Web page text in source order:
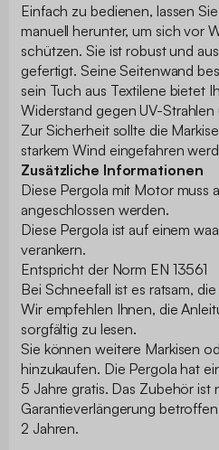
Einfach zu bedienen, lassen
manuell herunter, um sich vor
schützen. Sie ist robust und
gefertigt. Seine Seitenwand
sein Tuch aus Textilene bietet
Widerstand gegen UV-
Zur Sicherheit sollte die
starkem Wind eingefahren
Zusätzliche Informationen
Diese Pergola mit Motor muss
angeschlossen werden.
Diese Pergola ist auf einem
verankern.
Entspricht der Norm EN 13561
Bei Schneefall ist es ratsam,
Wir empfehlen Ihnen, die
sorgfältig zu lesen.
Sie können weitere Markisen
hinzukaufen. Die Pergola hat
5 Jahre gratis. Das Zubehör ist
Garantieverlängerung
2 Jahren.